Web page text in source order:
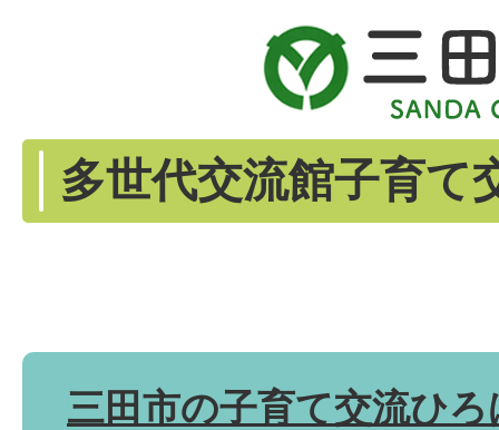
多世代交流館子育て
三田市の子育て交流ひろ